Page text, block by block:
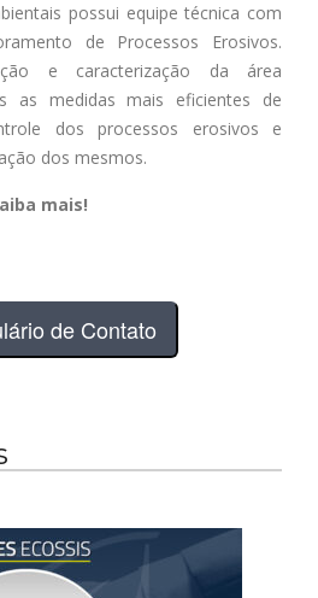
possui equipe técnica com
de Processos Erosivos.
e caracterização da área
as medidas mais eficientes de
dos processos erosivos e
dos mesmos.
mais!
de Contato